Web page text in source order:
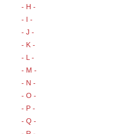
- H -
- I -
- J -
- K -
- L -
- M -
- N -
- O -
- P -
- Q -